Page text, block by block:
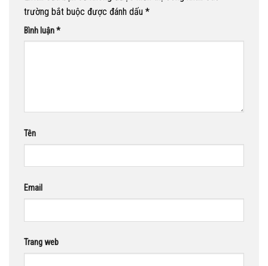
trường bắt buộc được đánh dấu *
Bình luận*
Tên
Email
Trang web